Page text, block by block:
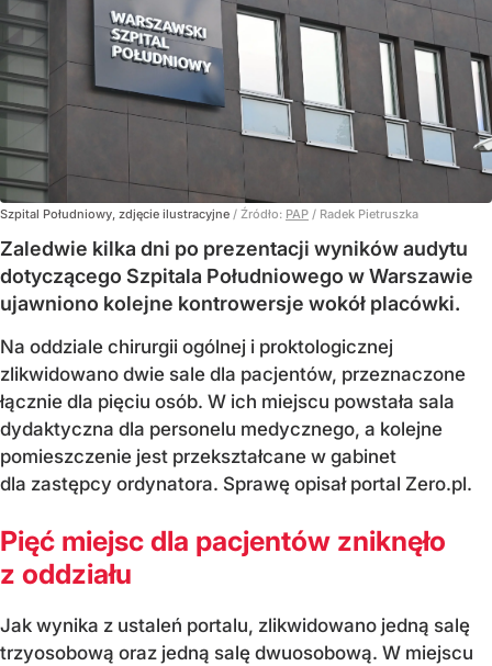
Szpital Południowy, zdjęcie ilustracyjne / Źródło: PAP / Radek Pietruszka
Zaledwie kilka dni po prezentacji wyników audytu
dotyczącego Szpitala Południowego w Warszawie
ujawniono kolejne kontrowersje wokół placówki.
Na oddziale chirurgii ogólnej i proktologicznej
zlikwidowano dwie sale dla pacjentów, przeznaczone
łącznie dla pięciu osób. W ich miejscu powstała sala
dydaktyczna dla personelu medycznego, a kolejne
pomieszczenie jest przekształcane w gabinet
dla zastępcy ordynatora. Sprawę opisał portal Zero.pl.
Pięć miejsc dla pacjentów zniknęło
z oddziału
Jak wynika z ustaleń portalu, zlikwidowano jedną salę
trzyosobową oraz jedną salę dwuosobową. W miejscu